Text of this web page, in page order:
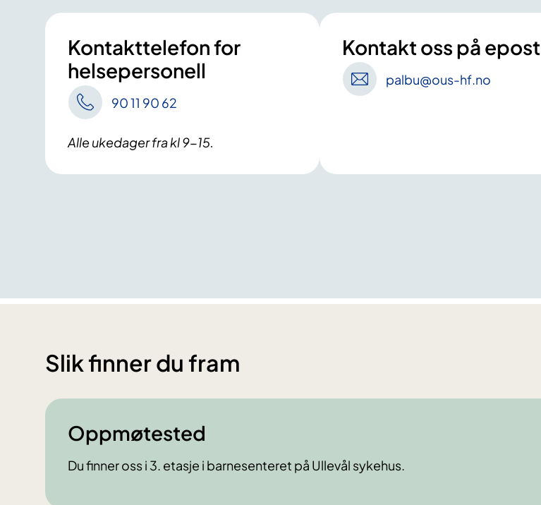
Kontakttelefon for
helsepersonell
90 11 90 62
Alle ukedager fra kl 9-15.
Kontakt oss på epost
palbu@ous-hf.no
Slik finner du fram
Oppmøtested
Du finner oss i 3. etasje i barnesenteret på Ullevål sykehus.